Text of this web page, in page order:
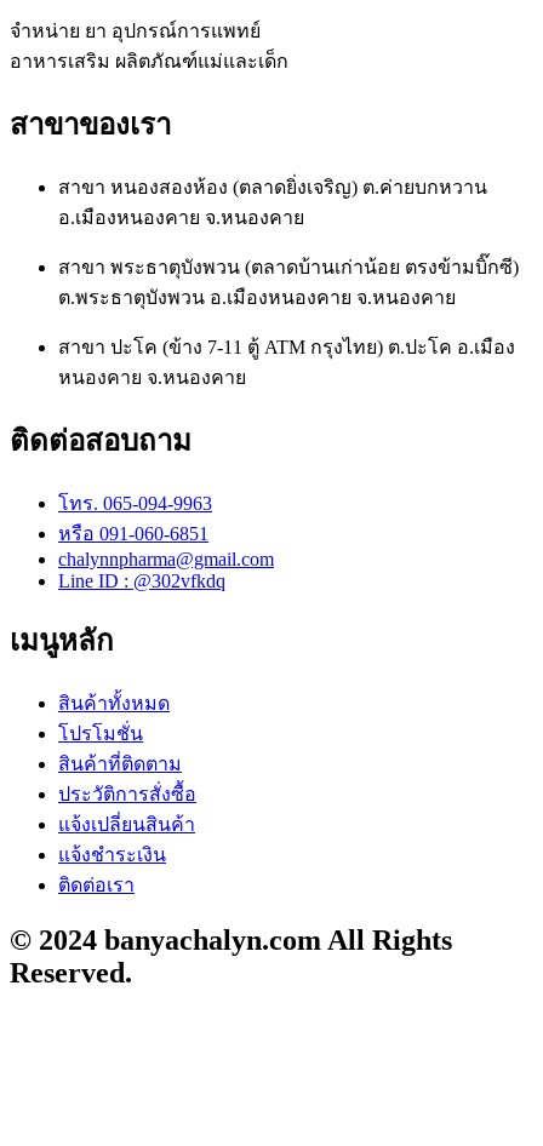
จำหน่าย ยา อุปกรณ์การแพทย์
อาหารเสริม ผลิตภัณฑ์แม่และเด็ก
สาขาของเรา
สาขา หนองสองห้อง (ตลาดยิ่งเจริญ) ต.ค่ายบกหวาน
อ.เมืองหนองคาย จ.หนองคาย
สาขา พระธาตุบังพวน (ตลาดบ้านเก่าน้อย ตรงข้ามบิ๊กซี)
ต.พระธาตุบังพวน อ.เมืองหนองคาย จ.หนองคาย
สาขา ปะโค (ข้าง 7-11 ตู้ ATM กรุงไทย) ต.ปะโค อ.เมือง
หนองคาย จ.หนองคาย
ติดต่อสอบถาม
โทร. 065-094-9963
หรือ 091-060-6851
chalynnpharma@gmail.com
Line ID : @302vfkdq
เมนูหลัก
สินค้าทั้งหมด
โปรโมชั่น
สินค้าที่ติดตาม
ประวัติการสั่งซื้อ
แจ้งเปลี่ยนสินค้า
แจ้งชำระเงิน
ติดต่อเรา
© 2024 banyachalyn.com All Rights
Reserved.